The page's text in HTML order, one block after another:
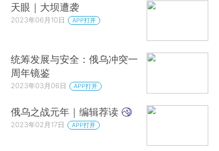
天眼｜大坝遭袭
2023年06月10日 APP打开
统筹发展与安全：俄乌冲突一
周年镜鉴
2023年03月06日 APP打开
俄乌之战元年｜编辑荐读
2023年02月17日 APP打开